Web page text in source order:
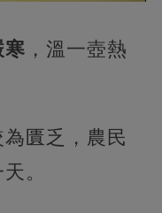
寒 ，溫一壺熱
匱乏，農民
。